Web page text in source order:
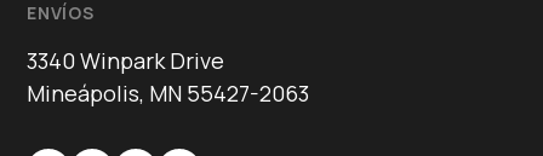
ENVÍOS
3340 Winpark Drive
Mineápolis, MN 55427-2063